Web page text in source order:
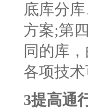
底库分
方案;第
同的库
各项技
3提高通